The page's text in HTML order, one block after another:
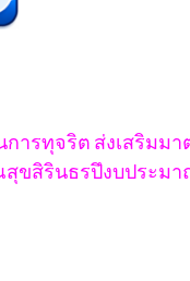
ารทุจริต ส่งเสริมม
ขสิรินธรปึงบประมา